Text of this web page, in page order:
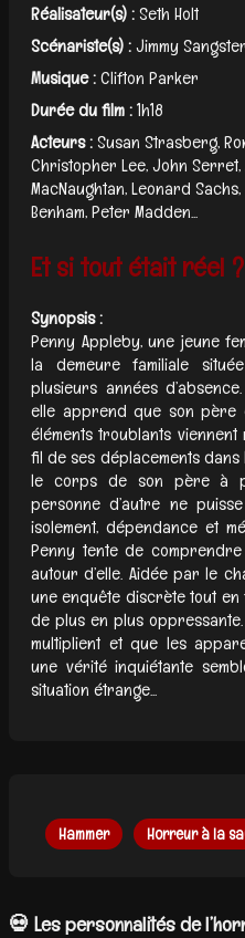
Réalisateur(s) :Seth Holt
Scénariste(s) :Jimmy Sangster
Musique :Clifton Parker
Durée du film :1h18
Acteurs :Susan Strasberg,
Christopher Lee, John Serret,
MacNaughtan, Leonard
Benham, Peter Madden...
Et si tout était réel ?
Synopsis :
Penny Appleby, une jeune
la demeure familiale
plusieurs années
elle apprend que son père
éléments troublants
fil de ses déplacements
le corps de son père à
personne d’autre ne
isolement, dépendance et
Penny tente de
autour d’elle. Aidée par le
une enquête discrète tout
de plus en plus
multiplient et que les
une vérité inquiétante
situation étrange...
Hammer Horreur à la
💀 Les personnalités de